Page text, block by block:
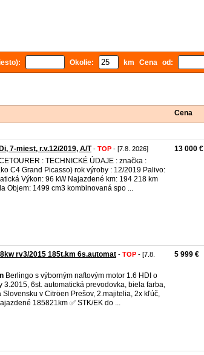
Okolie: km Cena od:
Cena
7-miest, r.v.12/2019, A/T- TOP - [7.8. 2026]
: TECHNICKÉ ÚDAJE : značka :
C4 Grand Picasso) rok výroby : 12/2019 Palivo:
Výkon: 96 kW Najazdené km: 194 218 km
Objem: 1499 cm3 kombinovaná spo ...
13 000 €
rv3/2015 185t.km 6s.automat - TOP - [7.8.
Berlingo s výborným naftovým motor 1.6 HDI o
3.2015, 6st. automatická prevodovka, biela farba,
v Citröen Prešov, 2.majitelia, 2x kľúč,
185821km ✅ STK/EK do ...
5 999 €